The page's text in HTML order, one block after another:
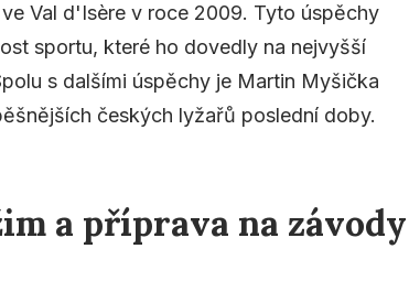
Val d'Isère v roce 2009. Tyto úspěchy
sportu, které ho dovedly na nejvyšší
s dalšími úspěchy je Martin Myšička
českých lyžařů poslední doby.
a příprava na závody